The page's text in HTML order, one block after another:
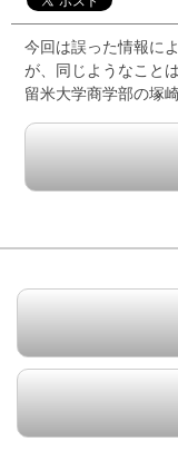
今回は誤った情報に
が、同じようなこと
留米大学商学部の塚